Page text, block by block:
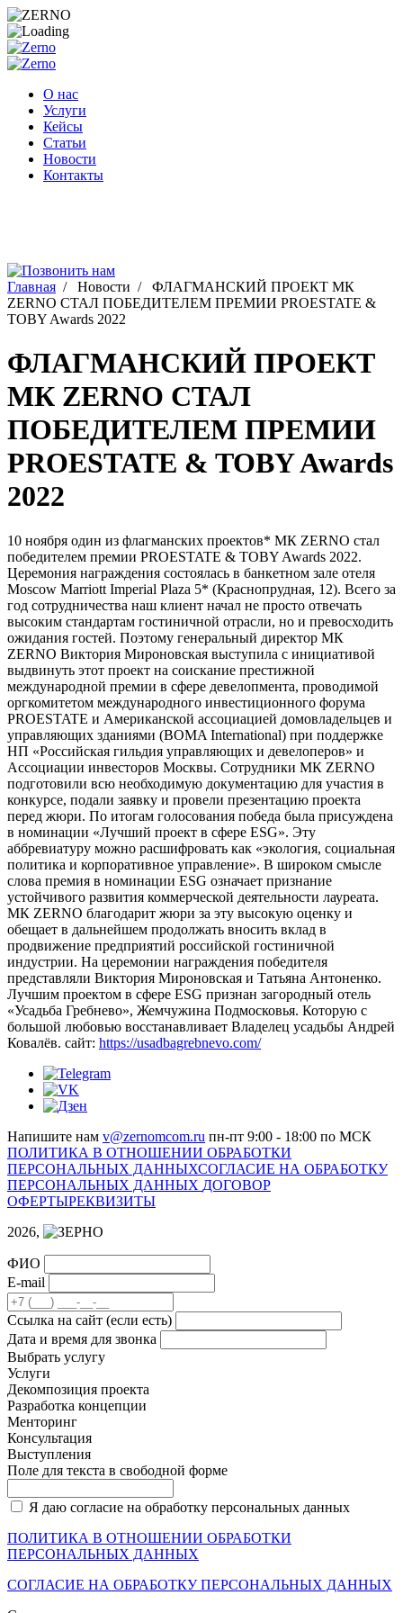
Перейти
к
О нас
Услуги
Кейсы
Статьи
Новости
Контакты
Главная / Новости / ФЛАГМАНСКИЙ ПРОЕКТ МК
ZERNO СТАЛ ПОБЕДИТЕЛЕМ ПРЕМИИ PROESTATE &
TOBY Awards 2022
ФЛАГМАНСКИЙ ПРОЕКТ
МК ZERNO СТАЛ
ПОБЕДИТЕЛЕМ ПРЕМИИ
PROESTATE & TOBY Awards
2022
10 ноября один из флагманских проектов* МК ZERNO стал
победителем премии PROESTATE & TOBY Awards 2022.
Церемония награждения состоялась в банкетном зале отеля
Moscow Marriott Imperial Plaza 5* (Краснопрудная, 12). Всего за
год сотрудничества наш клиент начал не просто отвечать
высоким стандартам гостиничной отрасли, но и превосходить
ожидания гостей. Поэтому генеральный директор МК
ZERNO Виктория Мироновская выступила с инициативой
выдвинуть этот проект на соискание престижной
международной премии в сфере девелопмента, проводимой
оргкомитетом международного инвестиционного форума
PROESTATE и Американской ассоциацией домовладельцев и
управляющих зданиями (BOMA International) при поддержке
НП «Российская гильдия управляющих и девелоперов» и
Ассоциации инвесторов Москвы. Сотрудники МК ZERNO
подготовили всю необходимую документацию для участия в
конкурсе, подали заявку и провели презентацию проекта
перед жюри. По итогам голосования победа была присуждена
в номинации «Лучший проект в сфере ESG». Эту
аббревиатуру можно расшифровать как «экология, социальная
политика и корпоративное управление». В широком смысле
слова премия в номинации ESG означает признание
устойчивого развития коммерческой деятельности лауреата.
МК ZERNO благодарит жюри за эту высокую оценку и
обещает в дальнейшем продолжать вносить вклад в
продвижение предприятий российской гостиничной
индустрии. На церемонии награждения победителя
представляли Виктория Мироновская и Татьяна Антоненко.
Лучшим проектом в сфере ESG признан загородный отель
«Усадьба Гребнево», Жемчужина Подмосковья. Которую с
большой любовью восстанавливает Владелец усадьбы Андрей
Ковалёв. сайт: https://usadbagrebnevo.com/
Напишите нам v@zernomcom.ru пн-пт 9:00 - 18:00 по МСК
ПОЛИТИКА В ОТНОШЕНИИ ОБРАБОТКИ
ПЕРСОНАЛЬНЫХ ДАННЫХСОГЛАСИЕ НА ОБРАБОТКУ
ПЕРСОНАЛЬНЫХ ДАННЫХ ДОГОВОР
ОФЕРТЫРЕКВИЗИТЫ
2026,
ФИО
E-mail
Cсылка на сайт (если есть)
Дата и время для звонка
Выбрать услугу
Услуги
Декомпозиция проекта
Разработка концепции
Менторинг
Консультация
Выступления
Поле для текста в свободной форме
Я даю согласие на обработку персональных данных
ПОЛИТИКА В ОТНОШЕНИИ ОБРАБОТКИ
ПЕРСОНАЛЬНЫХ ДАННЫХ
СОГЛАСИЕ НА ОБРАБОТКУ ПЕРСОНАЛЬНЫХ ДАННЫХ